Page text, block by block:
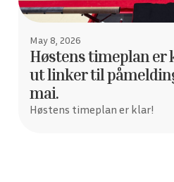
May 8, 2026
Høstens timeplan er
ut linker til
mai.
Høstens timeplan er klar!